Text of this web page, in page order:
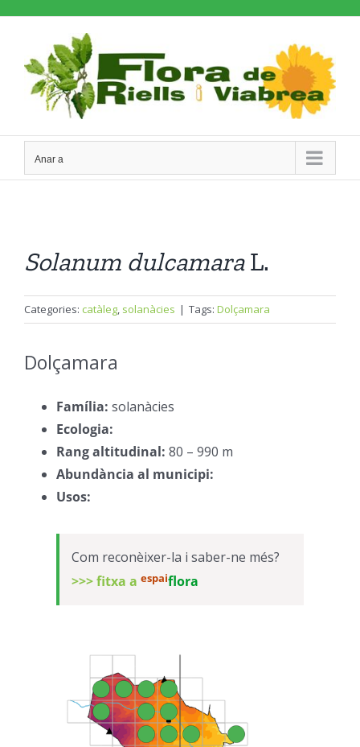
content
Anar a
Solanum dulcamaraL.
Categories: catàleg, solanàcies | Tags: Dolçamara
Dolçamara
Família: solanàcies
Ecologia:
Rang altitudinal: 80 – 990 m
Abundància al municipi:
Usos:
Com reconèixer-la i saber-ne més?
>>> fitxa a espaiflora